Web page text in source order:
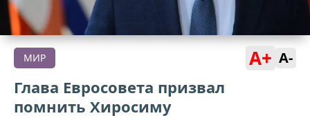
МИР A+ A-
Глава Евросовета призвал
помнить Хиросиму